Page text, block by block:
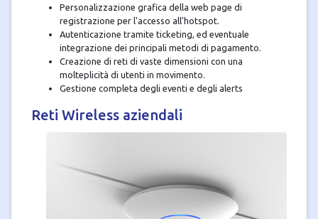
Personalizzazione grafica della web page di
registrazione per l'accesso all'hotspot.
Autenticazione tramite ticketing, ed eventuale
integrazione dei principali metodi di pagamento.
Creazione di reti di vaste dimensioni con una
molteplicità di utenti in movimento.
Gestione completa degli eventi e degli alerts
Reti Wireless aziendali